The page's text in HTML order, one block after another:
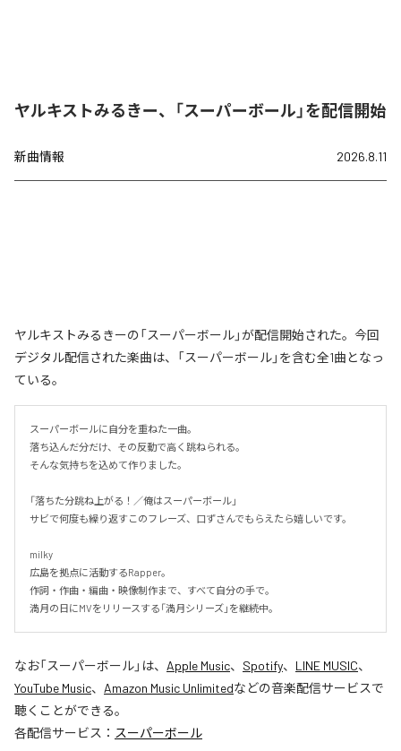
ヤルキストみるきー、「スーパーボール」を配信開始
新曲情報 2026.8.11
ヤルキストみるきーの「スーパーボール」が配信開始された。今回
デジタル配信された楽曲は、「スーパーボール」を含む全1曲となっ
ている。
スーパーボールに自分を重ねた一曲。
落ち込んだ分だけ、その反動で高く跳ねられる。
そんな気持ちを込めて作りました。
「落ちた分跳ね上がる！／俺はスーパーボール」
サビで何度も繰り返すこのフレーズ、口ずさんでもらえたら嬉しいです。
milky
広島を拠点に活動するRapper。
作詞・作曲・編曲・映像制作まで、すべて自分の手で。
満月の日にMVをリリースする「満月シリーズ」を継続中。
なお「スーパーボール」は、 Apple Music、 Spotify、 LINE MUSIC、
YouTube Music、 Amazon Music Unlimitedなどの音楽配信サービスで
聴くことができる。
各配信サービス： スーパーボール